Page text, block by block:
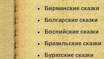
Бирманские сказки
Болгарские сказки
Боснийские сказки
Бразильские сказки
Бурятские сказки